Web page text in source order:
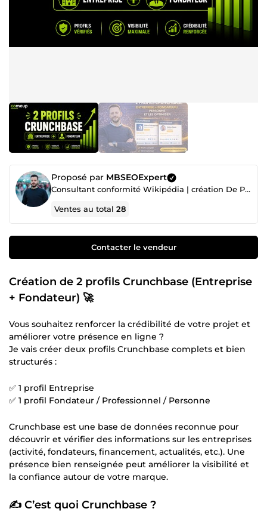
Proposé par MBSEOExpert
Consultant conformité Wikipédia | création De Page Wikipedia | Consultant SEO & Expert en Backlinks
Ventes au total28
Contacter le vendeur
Création de 2 profils Crunchbase (Entreprise
+ Fondateur) 🚀
Vous souhaitez renforcer la crédibilité de votre projet et
améliorer votre présence en ligne ?
Je vais créer deux profils Crunchbase complets et bien
structurés :
✅ 1 profil Entreprise
✅ 1 profil Fondateur / Professionnel / Personne
Crunchbase est une base de données reconnue pour
découvrir et vérifier des informations sur les entreprises
(activité, fondateurs, financement, actualités, etc.). Une
présence bien renseignée peut améliorer la visibilité et
la confiance autour de votre marque.
✍️ C’est quoi Crunchbase ?